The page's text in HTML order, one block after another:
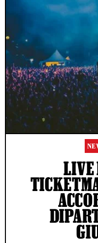
LIVE